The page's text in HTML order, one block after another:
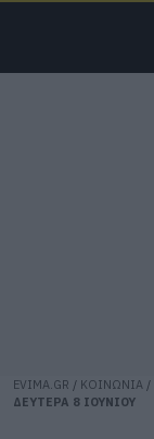
EVIMA.GR / ΚΟΙΝΩΝΙΑ /
ΔΕΥΤΕΡΑ 8 ΙΟΥΝΙΟΥ